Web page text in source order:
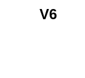
V6